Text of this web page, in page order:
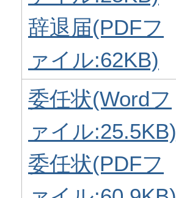
辞退届(PDFフ
ァイル:62KB)
委任状(Wordフ
ァイル:25.5KB)
委任状(PDFフ